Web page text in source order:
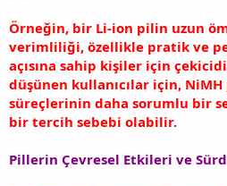
Örneğin, bir Li-ion pilin uzun
verimliliği, özellikle pratik ve
açısına sahip kişiler için
düşünen kullanıcılar için,
süreçlerinin daha sorumlu bir
bir tercih sebebi olabilir.
Pillerin Çevresel Etkileri ve